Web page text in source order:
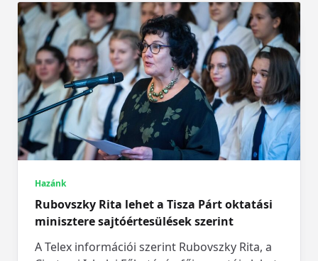
Hazánk
Rubovszky Rita lehet a Tisza Párt oktatási
minisztere sajtóértesülések szerint
A Telex információi szerint Rubovszky Rita, a